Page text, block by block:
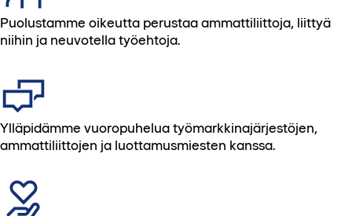
Puolustamme oikeutta perustaa ammattiliittoja, liittyä
niihin ja neuvotella työehtoja.
Ylläpidämme vuoropuhelua työmarkkinajärjestöjen,
ammattiliittojen ja luottamusmiesten kanssa.